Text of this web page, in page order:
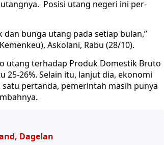
Posisi utang negeri ini per-
bunga utang pada setiap bulan,”
Askolani, Rabu (28/10).
utang terhadap Produk Domestik Bruto
25-26%. Selain itu, lanjut dia, ekonomi
pertanda, pemerintah masih punya
Dagelan